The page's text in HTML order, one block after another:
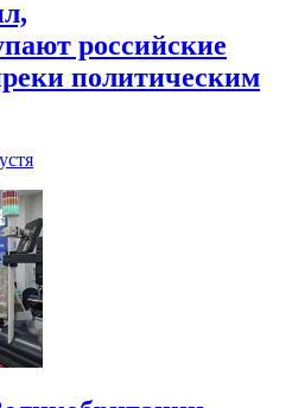
российские
политическим